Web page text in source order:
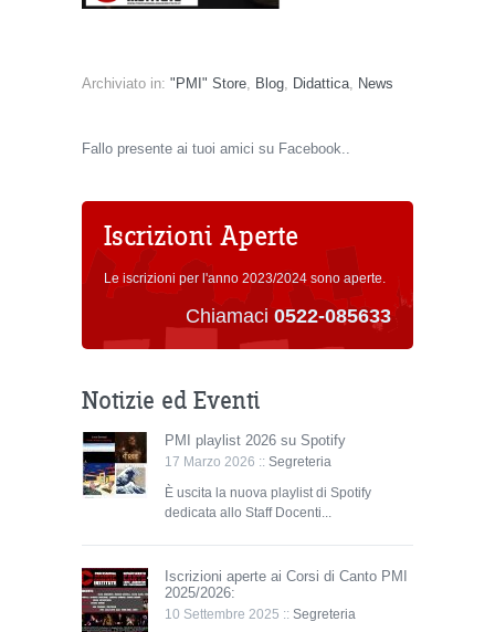
Archiviato in: "PMI" Store Blog Didattica News
Fallo presente ai tuoi amici su Facebook..
Iscrizioni Aperte
Le iscrizioni per l'anno 2023/2024 sono aperte.
Chiamaci 0522-085633
Notizie ed Eventi
PMI playlist 2026 su Spotify
17 Marzo 2026 :: Segreteria
È uscita la nuova playlist di Spotify
dedicata allo Staff Docenti...
Iscrizioni aperte ai Corsi di Canto PMI
2025/2026:
10 Settembre 2025 :: Segreteria